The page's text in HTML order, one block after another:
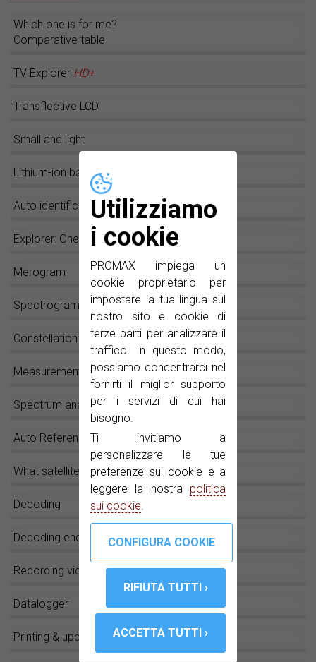
Utilizziamo
i cookie
PROMAX impiega un
cookie proprietario per
impostare la tua lingua sul
nostro sito e cookie di
terze parti per analizzare il
traffico. In questo modo,
possiamo concentrarci nel
fornirti il miglior supporto
per i servizi di cui hai
bisogno.
Ti invitiamo a
personalizzare le tue
preferenze sui cookie e a
leggere la nostra politica
sui cookie
Which one is for me?
Comparative table
TV Explorer HD+
Transflective LCD
Small and light
Lithium-ion batteries
Auto identification: The magic key!
Explorer: One key and go!
Merogram
Spectrogram
Constellation diagram
Measurements
Spectrum analyser
Auto Reference Level
What satellite is this?
Decoding
Decoding encrypted channels
Recording video streams
Datalogger
Printing & updating